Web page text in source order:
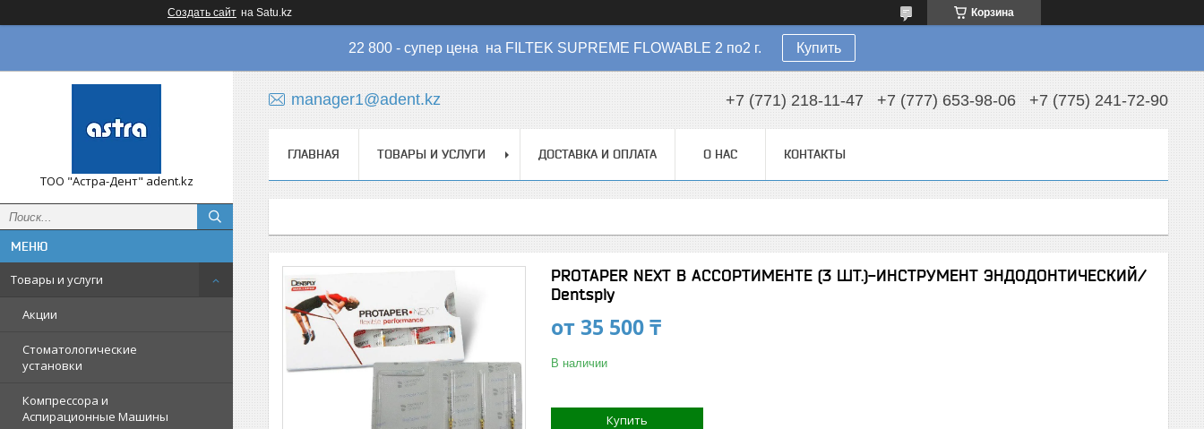
Создать сайт на Satu.kz Корзина
22 800 - супер цена на FILTEK SUPREME FLOWABLE 2 по2 г. Купить
ТОО "Астра-Дент" adent.kz
Товары и услуги
Акции
Стоматологические
установки
Компрессора и
Аспирационные Машины
manager1@adent.kz +7 (771) 218-11-47 +7 (777) 653-98-06 +7 (775) 241-72-90
ГЛАВНАЯ ТОВАРЫ И УСЛУГИ ДОСТАВКА И ОПЛАТА О НАС КОНТАКТЫ
PROTAPER NEXT В АССОРТИМЕНТЕ (3 ШТ.)-ИНСТРУМЕНТ ЭНДОДОНТИЧЕСКИЙ/
Dentsply
от35 500 ₸
В наличии
Купить